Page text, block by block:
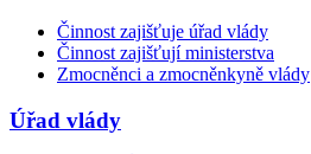
Činnost zajišťuje úřad vlády
Činnost zajišťují ministerstva
Zmocněnci a zmocněnkyně vlády
Úřad vlády